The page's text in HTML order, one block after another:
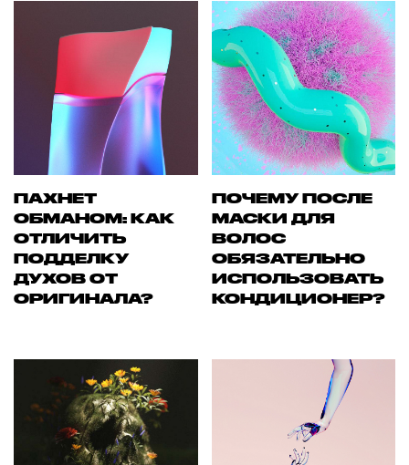
ПАХНЕТ
ОБМАНОМ: КАК
ОТЛИЧИТЬ
ПОДДЕЛКУ
ДУХОВ ОТ
ОРИГИНАЛА?
ПОЧЕМУ ПОСЛЕ
МАСКИ ДЛЯ
ВОЛОС
ОБЯЗАТЕЛЬНО
ИСПОЛЬЗОВАТЬ
КОНДИЦИОНЕР?